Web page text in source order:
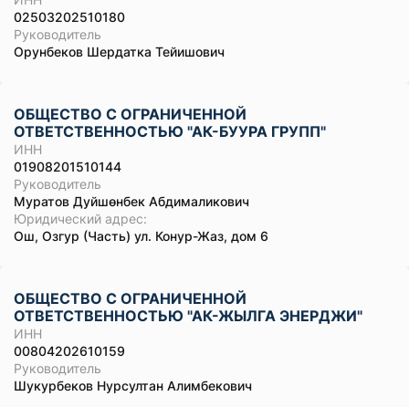
02503202510180
Руководитель
Орунбеков Шердатка Тейишович
ОБЩЕСТВО С ОГРАНИЧЕННОЙ
ОТВЕТСТВЕННОСТЬЮ "АК-БУУРА ГРУПП"
ИНН
01908201510144
Руководитель
Муратов Дуйшөнбек Абдималикович
Юридический адрес:
Ош, Озгур (Часть) ул. Конур-Жаз, дом 6
ОБЩЕСТВО С ОГРАНИЧЕННОЙ
ОТВЕТСТВЕННОСТЬЮ "АК-ЖЫЛГА ЭНЕРДЖИ"
ИНН
00804202610159
Руководитель
Шукурбеков Нурсултан Алимбекович